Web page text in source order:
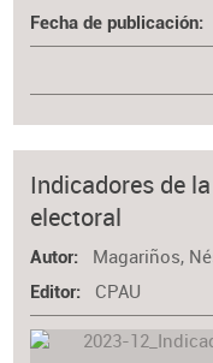
Fecha de publicación
Indicadores de
electoral
Autor Magariños,
Editor CPAU